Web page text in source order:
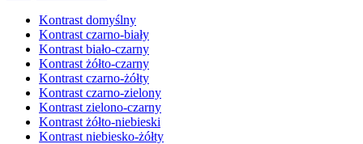
Kontrast domyślny
Kontrast czarno-biały
Kontrast biało-czarny
Kontrast żółto-czarny
Kontrast czarno-żółty
Kontrast czarno-zielony
Kontrast zielono-czarny
Kontrast żółto-niebieski
Kontrast niebiesko-żółty